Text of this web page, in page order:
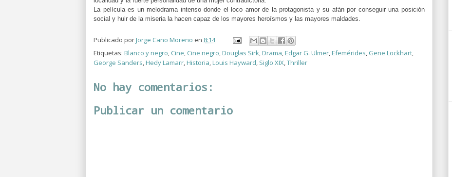
La película es un melodrama intenso donde el loco amor de la protagonista y su afán por conseguir una posición
social y huir de la miseria la hacen capaz de los mayores heroísmos y las mayores maldades.
Publicado porJorge Cano Moreno en 8:14
Etiquetas: Blanco y negro, Cine, Cine negro,Douglas Sirk,Drama,Edgar G. Ulmer,Efemérides, Gene Lockhart,
George Sanders,Hedy Lamarr,Historia,Louis Hayward, Siglo XIX,Thriller
No hay comentarios:
Publicar un comentario